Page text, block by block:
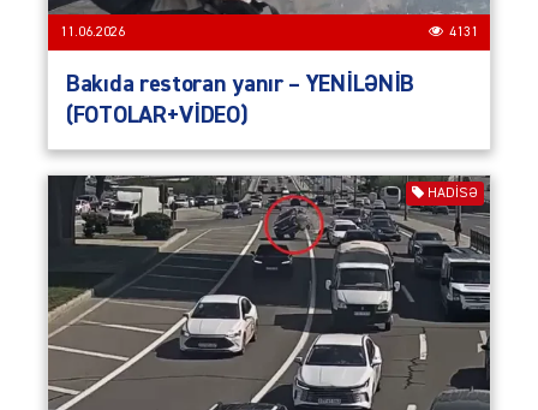
11.06.2026 4131
Bakıda restoran yanır – YENİLƏNİB
(FOTOLAR+VİDEO)
HADISƏ